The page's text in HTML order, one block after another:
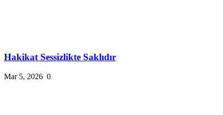
Hakikat Sessizlikte Saklıdır
Mar 5, 2026 0